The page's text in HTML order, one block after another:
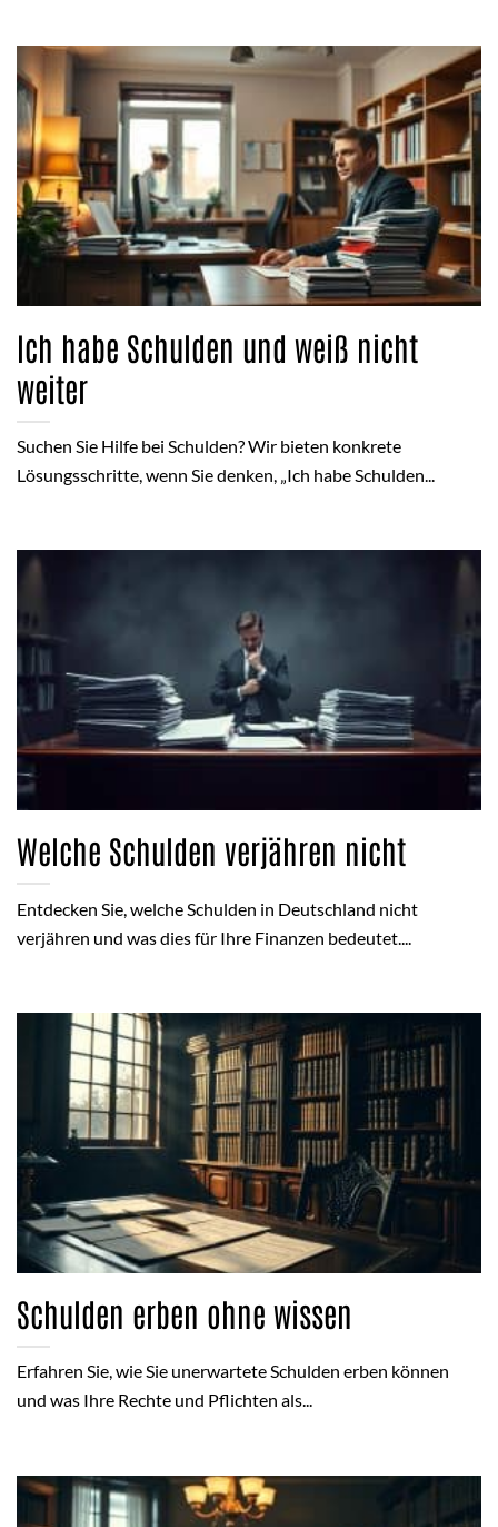
Ich habe Schulden und weiß nicht
weiter
Suchen Sie Hilfe bei Schulden? Wir bieten konkrete
Lösungsschritte, wenn Sie denken, „Ich habe Schulden...
Welche Schulden verjähren nicht
Entdecken Sie, welche Schulden in Deutschland nicht
verjähren und was dies für Ihre Finanzen bedeutet....
Schulden erben ohne wissen
Erfahren Sie, wie Sie unerwartete Schulden erben können
und was Ihre Rechte und Pflichten als...